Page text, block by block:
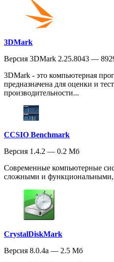
3DMark
Версия 3DMark 2.25.8043 —
3DMark - это компьютерная
предназначена для оценки и
производительности...
CCSIO Benchmark
Версия 1.4.2 — 0.2 Мб
Современные компьютерные
сложными и функциональными,
CrystalDiskMark
Версия 8.0.4a — 2.5 Мб